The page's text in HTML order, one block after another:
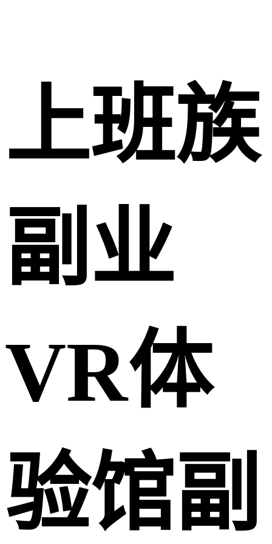
上班族
副业
VR体
验馆副